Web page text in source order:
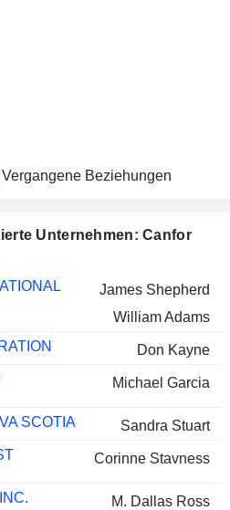
Vergangene Beziehungen
Unternehmen: Canfor
James Shepherd
William Adams
Don Kayne
Michael Garcia
SCOTIA
Sandra Stuart
Corinne Stavness
M. Dallas Ross